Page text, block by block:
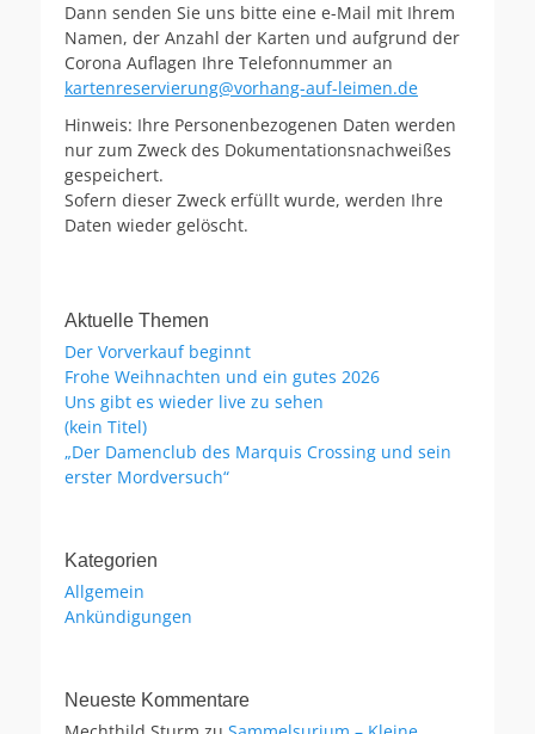
Dann senden Sie uns bitte eine e-Mail mit Ihrem
Namen, der Anzahl der Karten und aufgrund der
Corona Auflagen Ihre Telefonnummer an
kartenreservierung@vorhang-auf-leimen.de
Hinweis: Ihre Personenbezogenen Daten werden
nur zum Zweck des Dokumentationsnachweißes
gespeichert.
Sofern dieser Zweck erfüllt wurde, werden Ihre
Daten wieder gelöscht.
Aktuelle Themen
Der Vorverkauf beginnt
Frohe Weihnachten und ein gutes 2026
Uns gibt es wieder live zu sehen
(kein Titel)
„Der Damenclub des Marquis Crossing und sein
erster Mordversuch“
Kategorien
Allgemein
Ankündigungen
Neueste Kommentare